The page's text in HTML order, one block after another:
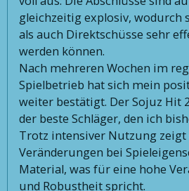
gleichzeitig explosiv, wodurch
als auch Direktschüsse sehr
werden können.
Nach mehreren Wochen im
Spielbetrieb hat sich mein
weiter bestätigt. Der Sojuz Hit
der beste Schläger, den ich
Trotz intensiver Nutzung zeigt
Veränderungen bei
Material, was für eine hohe
und Robustheit spricht.